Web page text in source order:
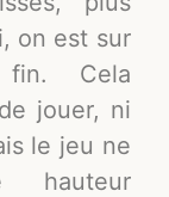
on est sur
fin. Cela
jouer, ni
le jeu ne
hauteur